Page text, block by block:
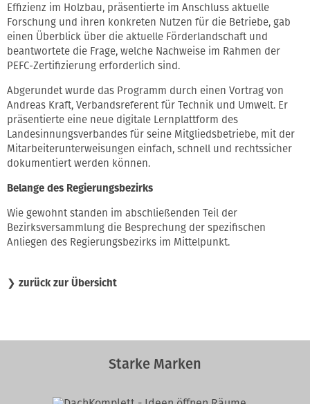
Effizienz im Holzbau, präsentierte im Anschluss aktuelle
Forschung und ihren konkreten Nutzen für die Betriebe, gab
einen Überblick über die aktuelle Förderlandschaft und
beantwortete die Frage, welche Nachweise im Rahmen der
PEFC-Zertifizierung erforderlich sind.
Abgerundet wurde das Programm durch einen Vortrag von
Andreas Kraft, Verbandsreferent für Technik und Umwelt. Er
präsentierte eine neue digitale Lernplattform des
Landesinnungsverbandes für seine Mitgliedsbetriebe, mit der
Mitarbeiterunterweisungen einfach, schnell und rechtssicher
dokumentiert werden können.
Belange des Regierungsbezirks
Wie gewohnt standen im abschließenden Teil der
Bezirksversammlung die Besprechung der spezifischen
Anliegen des Regierungsbezirks im Mittelpunkt.
❯ zurück zur Übersicht
Starke Marken